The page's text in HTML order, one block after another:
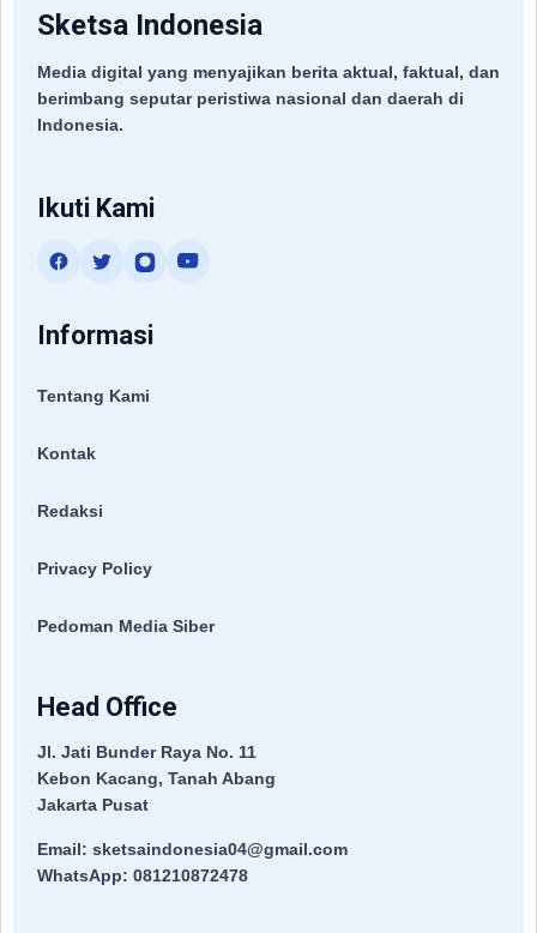
Sketsa Indonesia
Media digital yang menyajikan berita aktual, faktual, dan
berimbang seputar peristiwa nasional dan daerah di
Indonesia.
Ikuti Kami
Informasi
Tentang Kami
Kontak
Redaksi
Privacy Policy
Pedoman Media Siber
Head Office
Jl. Jati Bunder Raya No. 11
Kebon Kacang, Tanah Abang
Jakarta Pusat
Email: sketsaindonesia04@gmail.com
WhatsApp: 081210872478